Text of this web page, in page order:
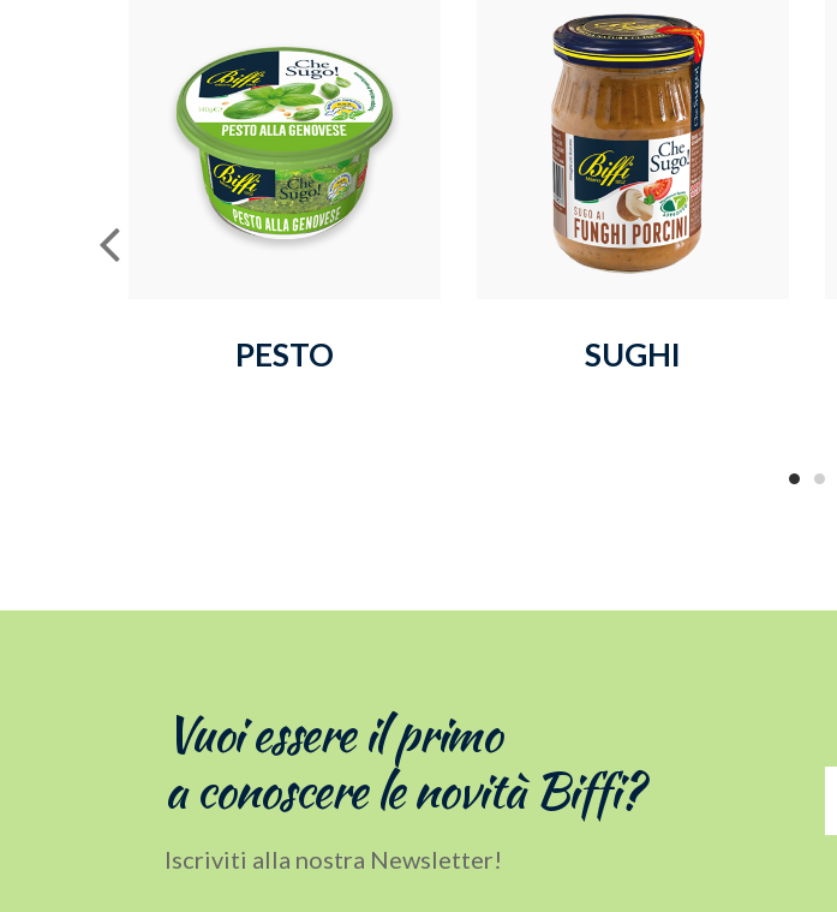
PESTO SUGHI
Vuoi essere il primo
a conoscere le novità Biffi?
Iscriviti alla nostra Newsletter!